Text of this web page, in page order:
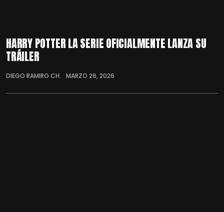
HARRY POTTER LA SERIE OFICIALMENTE LANZA SU
TRÁILER
DIEGO RAMIRO CH. MARZO 26, 2026